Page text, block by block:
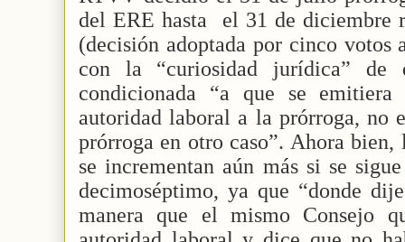
del ERE hasta
el 31 de diciembre
(decisión adoptada por cinco
con la “curiosidad jurídica” de
condicionada “a que se
autoridad laboral a la prórroga, no
prórroga en otro caso”. Ahora bien,
se incrementan aún más si se
decimoséptimo, ya que “donde
manera que el mismo Consejo